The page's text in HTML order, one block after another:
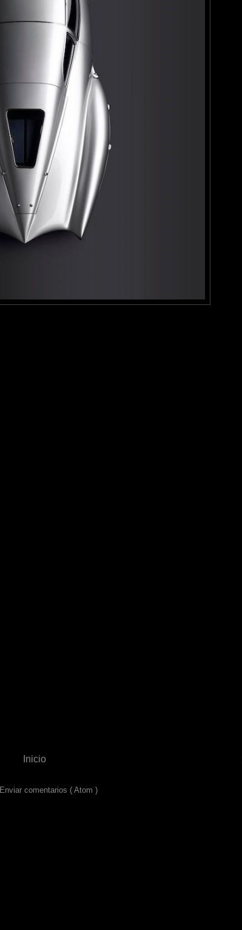
Inicio
Enviar comentarios ( Atom )